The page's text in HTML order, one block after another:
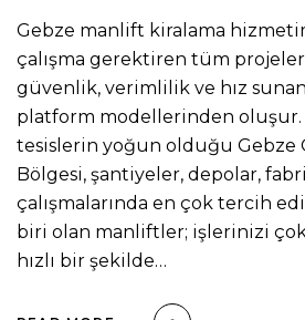
Gebze manlift kiralama
çalışma gerektiren tüm
güvenlik, verimlilik ve hız
platform modellerinden oluşur.
tesislerin yoğun olduğu Gebze
Bölgesi, şantiyeler, depolar,
çalışmalarında en çok tercih
biri olan manliftler; işlerinizi
hızlı bir şekilde…